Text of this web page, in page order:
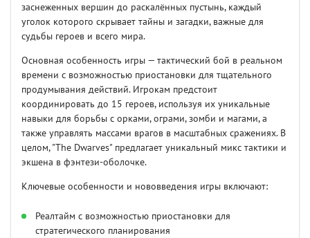
заснеженных вершин до раскалённых пустынь, каждый
уголок которого скрывает тайны и загадки, важные для
судьбы героев и всего мира.
Основная особенность игры — тактический бой в реальном
времени с возможностью приостановки для тщательного
продумывания действий. Игрокам предстоит
координировать до 15 героев, используя их уникальные
навыки для борьбы с орками, ограми, зомби и магами, а
также управлять массами врагов в масштабных сражениях. В
целом, "The Dwarves" предлагает уникальный микс тактики и
экшена в фэнтези-оболочке.
Ключевые особенности и нововведения игры включают:
Реалтайм с возможностью приостановки для
стратегического планирования